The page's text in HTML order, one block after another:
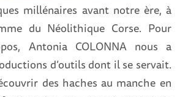
millénaires avant notre ère, à
du Néolithique Corse. Pour
Antonia COLONNA nous a
d’outils dont il se servait.
des haches au manche en